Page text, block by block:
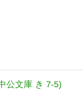
公文庫 き 7-5)